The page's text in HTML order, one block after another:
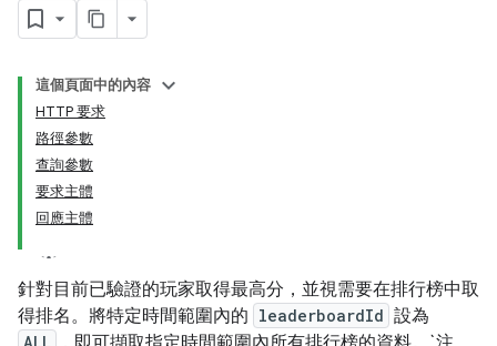
這個頁面中的內容
HTTP 要求
路徑參數
查詢參數
要求主體
回應主體
針對目前已驗證的玩家取得最高分，並視需要在排行榜中取
得排名。將特定時間範圍內的 leaderboardId 設為